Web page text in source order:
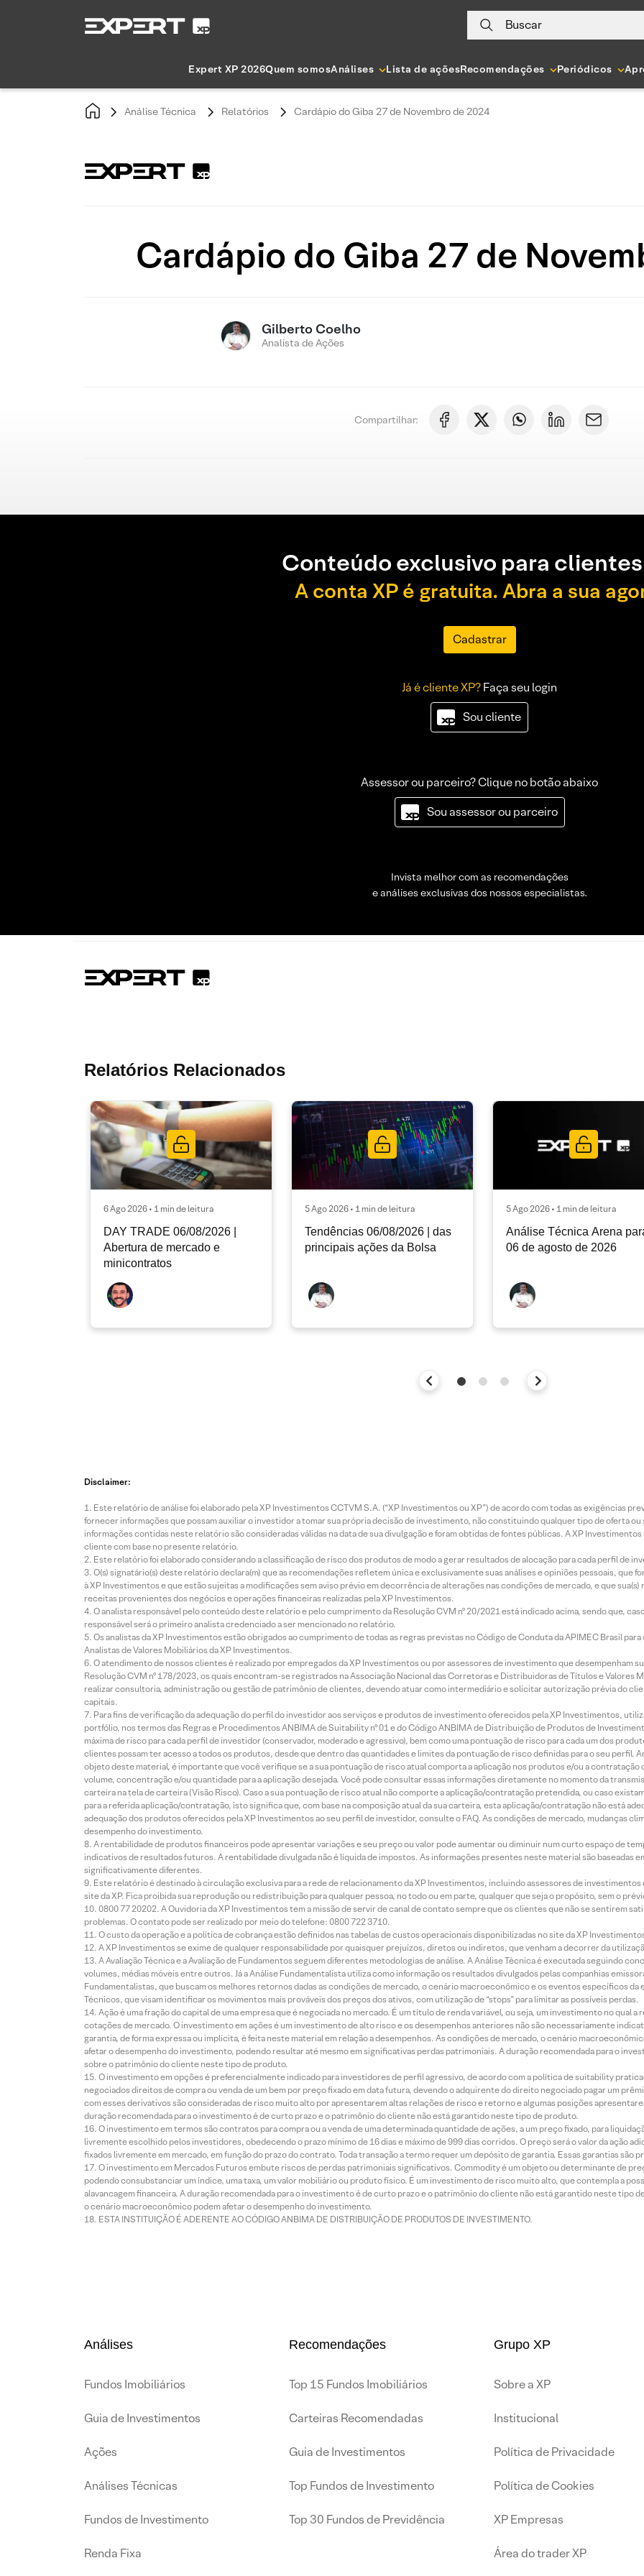
Buscar
Expert XP 2026Quem somosAnálises Lista de açõesRecomendações Periódicos
Análise Técnica Relatórios Cardápio do Giba 27 de Novembro de 2024
Cardápio do Giba 27 de
Gilberto Coelho
Analista de Ações
Compartilhar:
Conteúdo exclusivo para
A conta XP é gratuita. Abra a sua
Cadastrar
Já é cliente XP?Faça seu login
Sou cliente
Assessor ou parceiro? Clique no botão abaixo
Sou assessor ou parceiro
Invista melhor com as recomendações
e análises exclusivas dos nossos especialistas.
Relatórios Relacionados
6 Ago 2026 • 1 min de leitura
DAY TRADE 06/08/2026 |
Abertura de mercado e
minicontratos
5 Ago 2026 • 1 min de leitura
Tendências 06/08/2026 | das
principais ações da Bolsa
5 Ago 2026 • 1 min de leitura
Análise Técnica Arena
06 de agosto de 2026
Disclaimer:
Este relatório de análise foi elaborado pela XP Investimentos CCTVM S.A. (“XP Investimentos ou XP”) de acordo com todas as exigências
fornecer informações que possam auxiliar o investidor a tomar sua própria decisão de investimento, não constituindo qualquer tipo de oferta
informações contidas neste relatório são consideradas válidas na data de sua divulgação e foram obtidas de fontes públicas. A XP
cliente com base no presente relatório.
Este relatório foi elaborado considerando a classificação de risco dos produtos de modo a gerar resultados de alocação para cada perfil de
O(s) signatário(s) deste relatório declara(m) que as recomendações refletem única e exclusivamente suas análises e opiniões pessoais, que
à XP Investimentos e que estão sujeitas a modificações sem aviso prévio em decorrência de alterações nas condições de mercado, e que
receitas provenientes dos negócios e operações financeiras realizadas pela XP Investimentos.
O analista responsável pelo conteúdo deste relatório e pelo cumprimento da Resolução CVM nº 20/2021 está indicado acima, sendo que,
responsável será o primeiro analista credenciado a ser mencionado no relatório.
Os analistas da XP Investimentos estão obrigados ao cumprimento de todas as regras previstas no Código de Conduta da APIMEC Brasil
Analistas de Valores Mobiliários da XP Investimentos.
O atendimento de nossos clientes é realizado por empregados da XP Investimentos ou por assessores de investimento que desempenham
Resolução CVM nº 178/2023, os quais encontram-se registrados na Associação Nacional das Corretoras e Distribuidoras de Títulos e Valores
realizar consultoria, administração ou gestão de patrimônio de clientes, devendo atuar como intermediário e solicitar autorização prévia do
capitais.
Para fins de verificação da adequação do perfil do investidor aos serviços e produtos de investimento oferecidos pela XP Investimentos,
portfólio, nos termos das Regras e Procedimentos ANBIMA de Suitability nº 01 e do Código ANBIMA de Distribuição de Produtos de
máxima de risco para cada perfil de investidor (conservador, moderado e agressivo), bem como uma pontuação de risco para cada um dos
clientes possam ter acesso a todos os produtos, desde que dentro das quantidades e limites da pontuação de risco definidas para o seu perfil.
objeto deste material, é importante que você verifique se a sua pontuação de risco atual comporta a aplicação nos produtos e/ou a contratação
volume, concentração e/ou quantidade para a aplicação desejada. Você pode consultar essas informações diretamente no momento da
carteira na tela de carteira (Visão Risco). Caso a sua pontuação de risco atual não comporte a aplicação/contratação pretendida, ou caso
para a referida aplicação/contratação, isto significa que, com base na composição atual da sua carteira, esta aplicação/contratação não está
adequação dos produtos oferecidos pela XP Investimentos ao seu perfil de investidor, consulte o FAQ. As condições de mercado, mudanças
desempenho do investimento.
A rentabilidade de produtos financeiros pode apresentar variações e seu preço ou valor pode aumentar ou diminuir num curto espaço de
indicativos de resultados futuros. A rentabilidade divulgada não é líquida de impostos. As informações presentes neste material são baseadas
significativamente diferentes.
Este relatório é destinado à circulação exclusiva para a rede de relacionamento da XP Investimentos, incluindo assessores de investimentos
site da XP. Fica proibida sua reprodução ou redistribuição para qualquer pessoa, no todo ou em parte, qualquer que seja o propósito, sem o
0800 77 20202. A Ouvidoria da XP Investimentos tem a missão de servir de canal de contato sempre que os clientes que não se sentirem
problemas. O contato pode ser realizado por meio do telefone: 0800 722 3710.
O custo da operação e a política de cobrança estão definidos nas tabelas de custos operacionais disponibilizadas no site da XP
A XP Investimentos se exime de qualquer responsabilidade por quaisquer prejuízos, diretos ou indiretos, que venham a decorrer da
A Avaliação Técnica e a Avaliação de Fundamentos seguem diferentes metodologias de análise. A Análise Técnica é executada seguindo
volumes, médias móveis entre outros. Já a Análise Fundamentalista utiliza como informação os resultados divulgados pelas companhias
Fundamentalistas, que buscam os melhores retornos dadas as condições de mercado, o cenário macroeconômico e os eventos específicos
Técnicos, que visam identificar os movimentos mais prováveis dos preços dos ativos, com utilização de “stops” para limitar as possíveis perdas.
Ação é uma fração do capital de uma empresa que é negociada no mercado. É um título de renda variável, ou seja, um investimento no qual
cotações de mercado. O investimento em ações é um investimento de alto risco e os desempenhos anteriores não são necessariamente
garantia, de forma expressa ou implícita, é feita neste material em relação a desempenhos. As condições de mercado, o cenário
afetar o desempenho do investimento, podendo resultar até mesmo em significativas perdas patrimoniais. A duração recomendada para o
sobre o patrimônio do cliente neste tipo de produto.
O investimento em opções é preferencialmente indicado para investidores de perfil agressivo, de acordo com a política de suitability
negociados direitos de compra ou venda de um bem por preço fixado em data futura, devendo o adquirente do direito negociado pagar um
com esses derivativos são consideradas de risco muito alto por apresentarem altas relações de risco e retorno e algumas posições
duração recomendada para o investimento é de curto prazo e o patrimônio do cliente não está garantido neste tipo de produto.
O investimento em termos são contratos para compra ou a venda de uma determinada quantidade de ações, a um preço fixado, para
livremente escolhido pelos investidores, obedecendo o prazo mínimo de 16 dias e máximo de 999 dias corridos. O preço será o valor da ação
fixados livremente em mercado, em função do prazo do contrato. Toda transação a termo requer um depósito de garantia. Essas garantias são
O investimento em Mercados Futuros embute riscos de perdas patrimoniais significativos. Commodity é um objeto ou determinante de
podendo consubstanciar um índice, uma taxa, um valor mobiliário ou produto físico. É um investimento de risco muito alto, que contempla a
alavancagem financeira. A duração recomendada para o investimento é de curto prazo e o patrimônio do cliente não está garantido neste tipo
o cenário macroeconômico podem afetar o desempenho do investimento.
ESTA INSTITUIÇÃO É ADERENTE AO CÓDIGO ANBIMA DE DISTRIBUIÇÃO DE PRODUTOS DE INVESTIMENTO.
Análises
Fundos Imobiliários
Guia de Investimentos
Ações
Análises Técnicas
Fundos de Investimento
Renda Fixa
Recomendações
Top 15 Fundos Imobiliários
Carteiras Recomendadas
Guia de Investimentos
Top Fundos de Investimento
Top 30 Fundos de Previdência
Grupo XP
Sobre a XP
Institucional
Política de Privacidade
Política de Cookies
XP Empresas
Área do trader XP